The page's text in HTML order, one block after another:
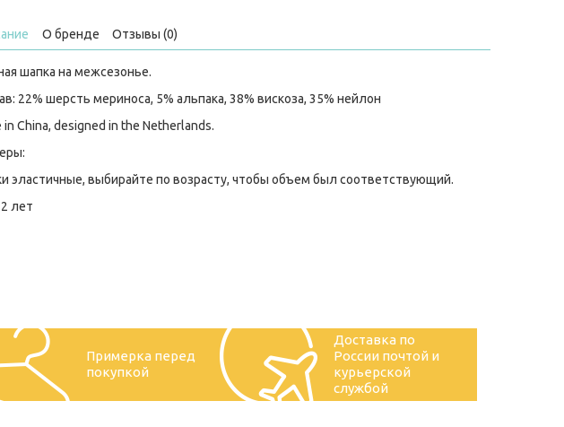
О бренде Отзывы (0)
шапка на межсезонье.
22% шерсть мериноса, 5% альпака, 38% вискоза, 35% нейлон
in China, designed in the Netherlands.
эластичные, выбирайте по возрасту, чтобы объем был соответствующий.
лет
Примерка перед
покупкой
Доставка по
России почтой и
курьерской
службой